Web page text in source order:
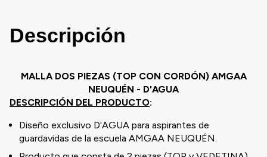
Descripción
MALLA DOS PIEZAS (TOP CON CORDÓN) AMGAA
NEUQUÉN - D'AGUA
DESCRIPCIÓN DEL PRODUCTO:
Diseño exclusivo D'AGUA para aspirantes de
guardavidas de la escuela AMGAA NEUQUÉN.